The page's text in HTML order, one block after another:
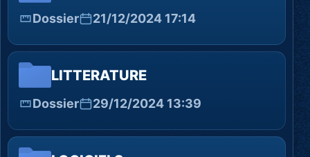
Dossier 21/12/2024 17:14
LITTERATURE
Dossier 29/12/2024 13:39